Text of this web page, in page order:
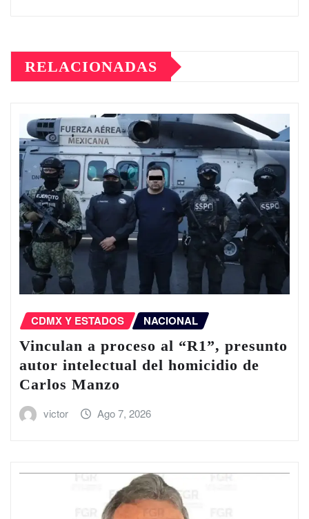
RELACIONADAS
CDMX Y ESTADOS NACIONAL
Vinculan a proceso al “R1”, presunto
autor intelectual del homicidio de
Carlos Manzo
victor Ago 7, 2026